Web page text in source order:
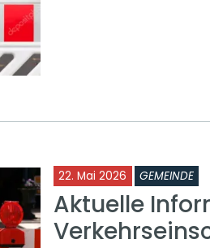
22. Mai 2026 GEMEINDE
Aktuelle